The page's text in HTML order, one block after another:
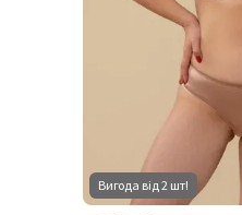
Вигода від 2 шт!